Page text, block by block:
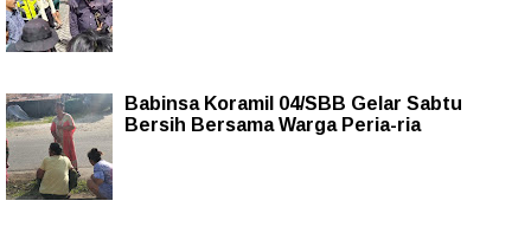
Babinsa Koramil 04/SBB Gelar Sabtu
Bersih Bersama Warga Peria-ria